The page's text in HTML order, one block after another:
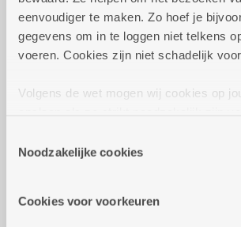
eenvoudiger te maken. Zo hoef je
gegevens om in te loggen niet telkens
voeren. Cookies zijn niet schadelijk
Volgens de wet mogen wij cookies op
cookies hebben we jouw toestemming
cookies worden geplaatst door derde
informatie over jouw (geanonimiseerd)
Noodzakelijke cookies
Cookies voor voorkeuren
juwelen, sjaals, handtassen,
nagellak en nog vele anderen.
Geen aankoopverplichting.
2100 Deurne